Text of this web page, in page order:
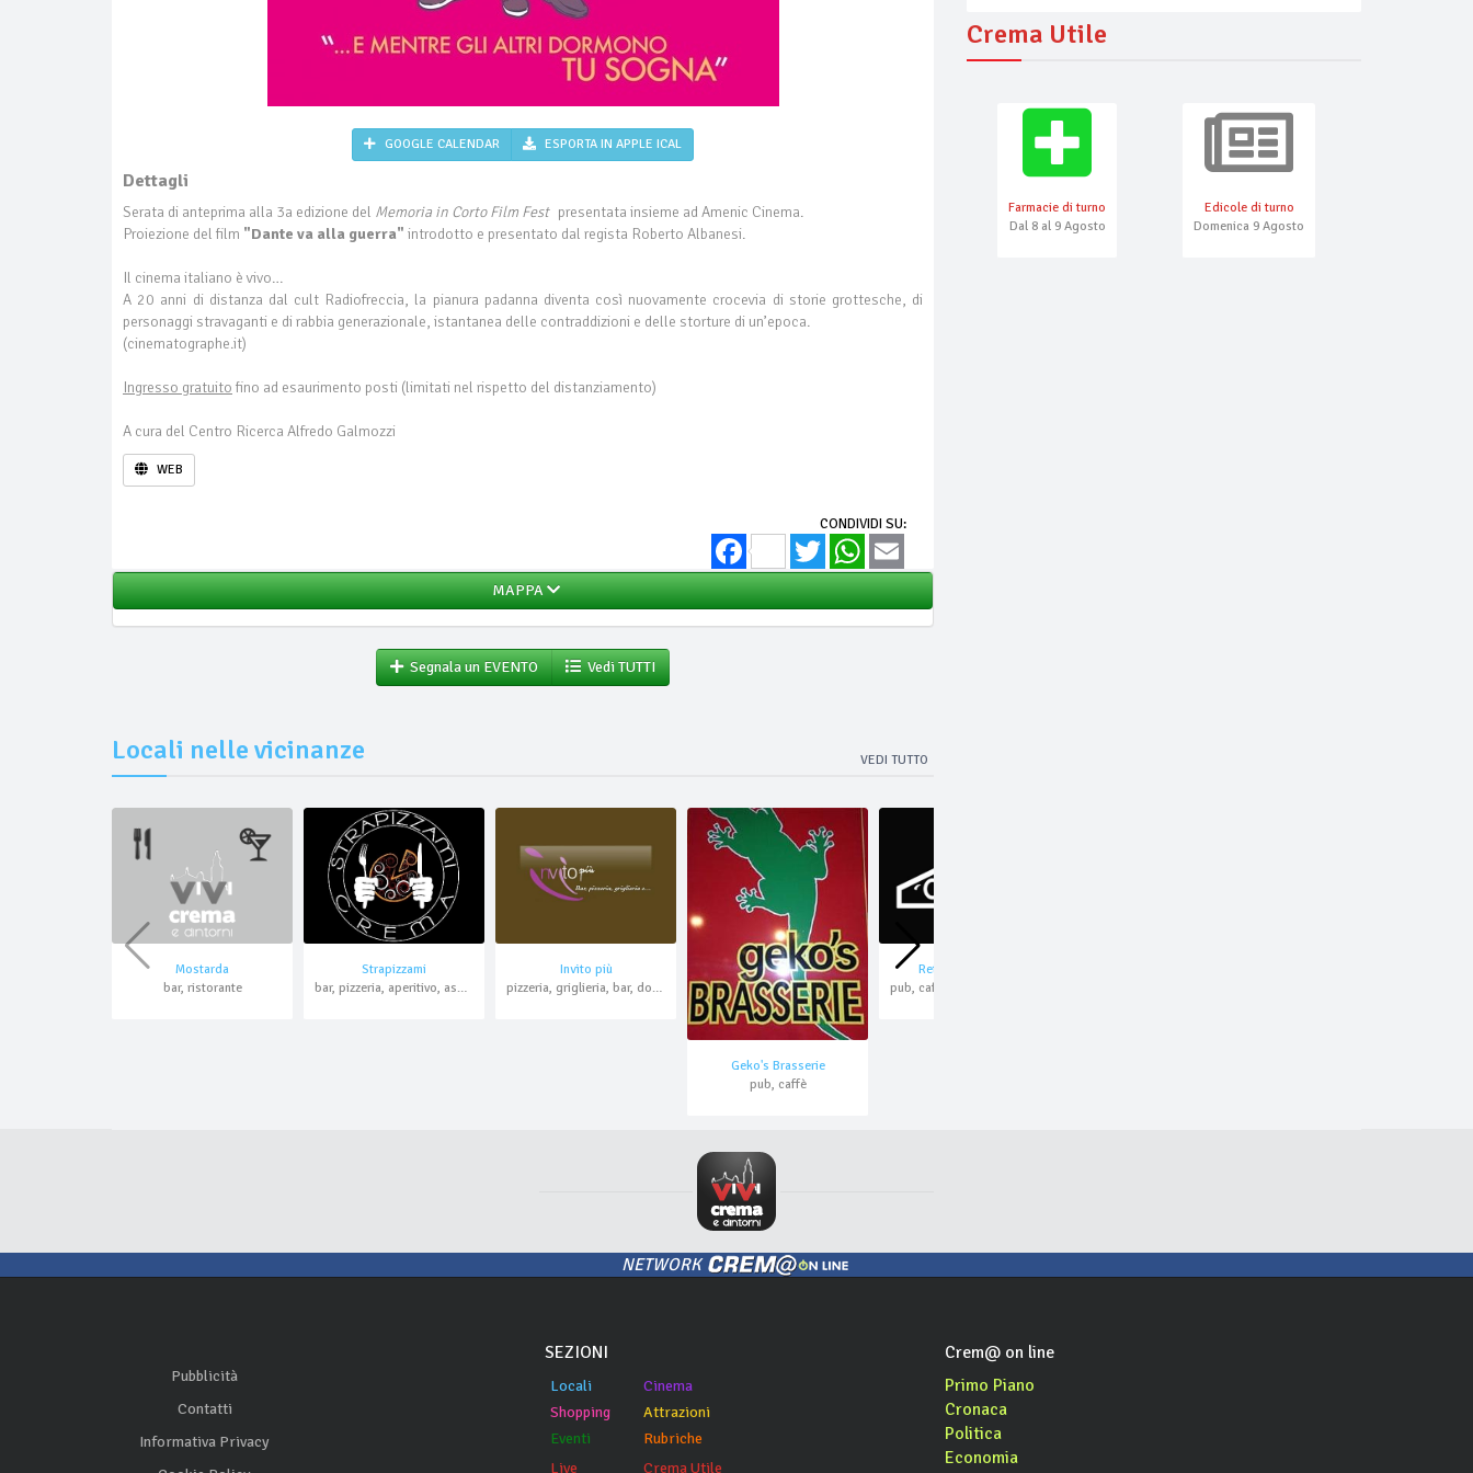
GOOGLE CALENDAR ESPORTA IN APPLE ICAL
Dettagli
Serata di anteprima alla 3a edizione del Memoria in Corto Film Fest presentata insieme ad Amenic Cinema.
Proiezione del film "Dante va alla guerra" introdotto e presentato dal regista Roberto Albanesi.
Il cinema italiano è vivo…
A 20 anni di distanza dal cult Radiofreccia, la pianura padanna diventa così nuovamente crocevia di storie grottesche, di
personaggi stravaganti e di rabbia generazionale, istantanea delle contraddizioni e delle storture di un’epoca.
(cinematographe.it)
Ingresso gratuito fino ad esaurimento posti (limitati nel rispetto del distanziamento)
A cura del Centro Ricerca Alfredo Galmozzi
WEB
CONDIVIDI SU:
FacebookTwitter WhatsApp
MAPPA
Segnala un EVENTO Vedi TUTTI
Locali nelle vicinanze VEDI TUTTO
Mostarda
bar, ristorante
Strapizzami
bar, pizzeria, aperitivo, asporto, domicilio
Invito più
pizzeria, griglieria, bar, domicilio, asporto
Geko's Brasserie
pub, caffè
Retrò Garage Cafè
Crema Utile
Farmacie di turno
Dal 8 al 9 Agosto
Edicole di turno
Domenica 9 Agosto
NETWORK
Pubblicità
Contatti
Informativa Privacy
SEZIONI
Locali
Shopping
Eventi
Live
Cinema
Attrazioni
Rubriche
Crema Utile
Crem@ on line
Primo Piano
Cronaca
Politica
Economia